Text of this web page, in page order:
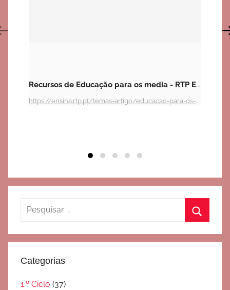
Recursos de Educação para os media - RTP Ensina
https://ensina.rtp.pt/temas-artigo/educacao-para-os-media/?grupos=1º%20Ciclo
Pesquisar
Categorias
1.º Ciclo (37)